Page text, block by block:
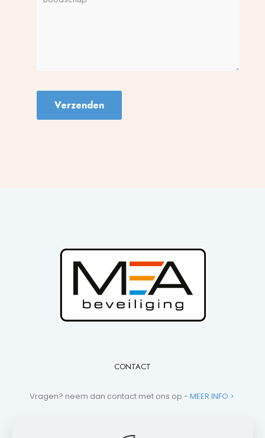
CONTACT
Vragen? neem dan contact met ons op - MEER INFO